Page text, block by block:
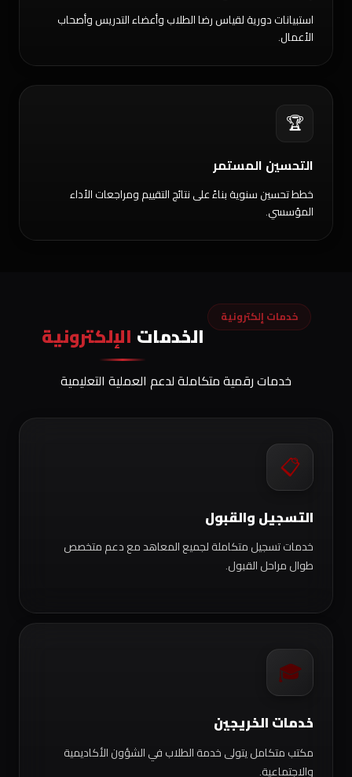
استبيانات دورية لقياس رضا الطلاب وأعضاء التدريس وأصحاب
الأعمال.
🏆
التحسين المستمر
خطط تحسين سنوية بناءً على نتائج التقييم ومراجعات الأداء
المؤسسي.
خدمات إلكترونية
الخدمات الإلكترونية
خدمات رقمية متكاملة لدعم العملية التعليمية
📋
التسجيل والقبول
خدمات تسجيل متكاملة لجميع المعاهد مع دعم متخصص
طوال مراحل القبول.
🎓
خدمات الخريجين
مكتب متكامل يتولى خدمة الطلاب في الشؤون الأكاديمية
والاجتماعية.